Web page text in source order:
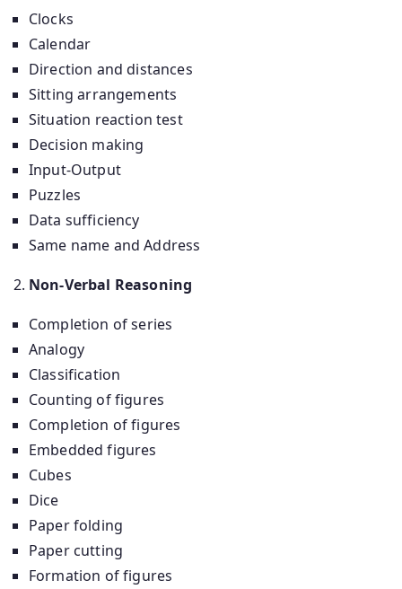
Clocks
Calendar
Direction and distances
Sitting arrangements
Situation reaction test
Decision making
Input-Output
Puzzles
Data sufficiency
Same name and Address
Non-Verbal Reasoning
Completion of series
Analogy
Classification
Counting of figures
Completion of figures
Embedded figures
Cubes
Dice
Paper folding
Paper cutting
Formation of figures